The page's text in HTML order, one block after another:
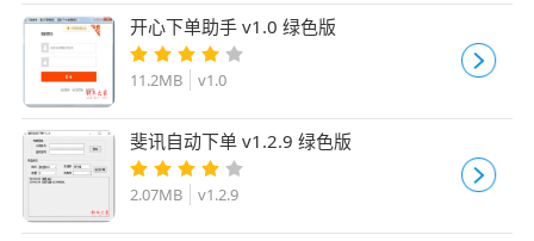
开心下单助手 v1.0 绿色版
11.2MB v1.0
斐讯自动下单 v1.2.9 绿色版
2.07MB v1.2.9